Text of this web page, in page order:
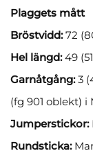
Plaggets mått
Bröstvidd:72
Hel längd:49
Garnåtgång:3
(fg 901 oblekt) i
Jumperstickor:
Rundsticka: